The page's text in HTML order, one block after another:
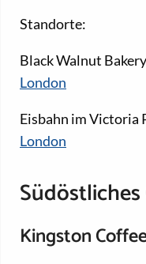
Standorte:
Black Walnut
London
Eisbahn im Victoria
London
Kingston